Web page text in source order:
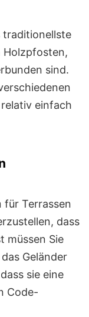
traditionellste
Holzpfosten,
sind.
einfach
für Terrassen
dass
müssen Sie
Geländer
sie eine
Code-